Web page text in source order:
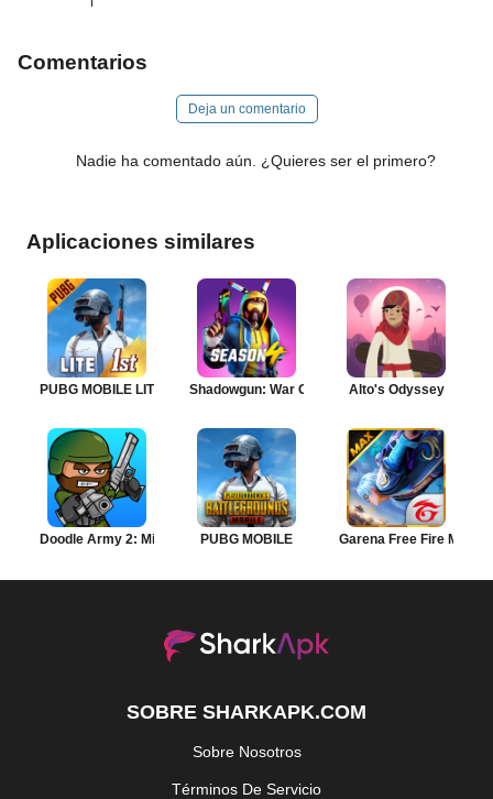
Comentarios
Deja un comentario
Nadie ha comentado aún. ¿Quieres ser el primero?
Aplicaciones similares
PUBG MOBILE LITE Shadowgun: War Games Alto's Odyssey
Doodle Army 2: Mini MilitiaPUBG MOBILE Garena Free Fire MAX
SOBRE SHARKAPK.COM
Sobre Nosotros
Términos De Servicio